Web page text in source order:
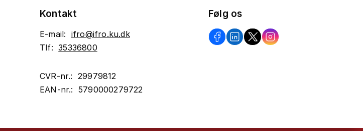
Kontakt
E-mail: ifro@ifro.ku.dk
Tlf:35336800
CVR-nr.: 29979812
EAN-nr.: 5790000279722
Følg os